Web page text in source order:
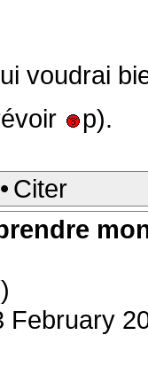
voudrai
p).
• Citer
February